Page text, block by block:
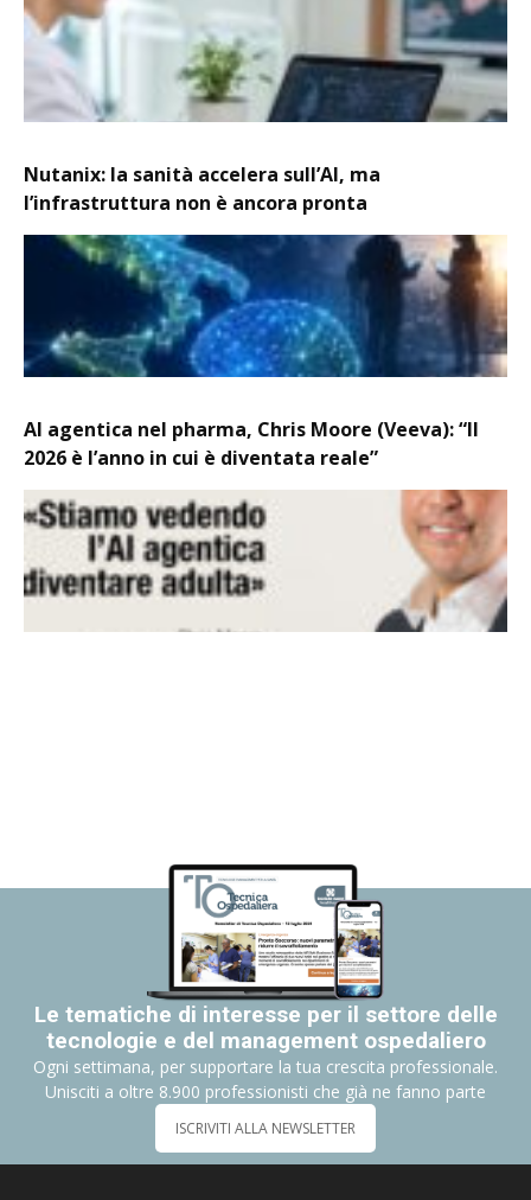
Nutanix: la sanità accelera sull’AI, ma
l’infrastruttura non è ancora pronta
AI agentica nel pharma, Chris Moore (Veeva): “Il
2026 è l’anno in cui è diventata reale”
Le tematiche di interesse per il settore delle
tecnologie e del management ospedaliero
Ogni settimana, per supportare la tua crescita professionale.
Unisciti a oltre 8.900 professionisti che già ne fanno parte
ISCRIVITI ALLA NEWSLETTER